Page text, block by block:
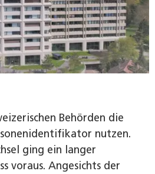
Behörden die
nutzen.
ging ein langer
voraus. Angesichts der